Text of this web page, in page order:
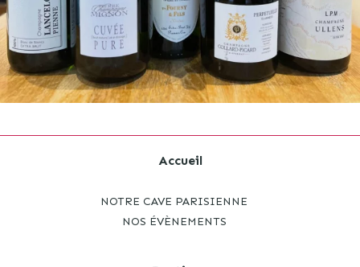
Accueil
NOTRE CAVE PARISIENNE
NOS ÉVÈNEMENTS